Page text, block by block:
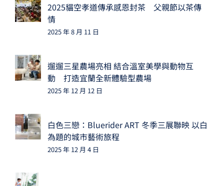
2025貓空孝道傳承感恩封茶 父親節以茶傳
情
2025 年 8 月 11 日
遛遛三星農場亮相 結合溫室美學與動物互
動 打造宜蘭全新體驗型農場
2025 年 12 月 12 日
白色三戀：Bluerider ART 冬季三展聯映 以白
為題的城市藝術旅程
2025 年 12 月 4 日